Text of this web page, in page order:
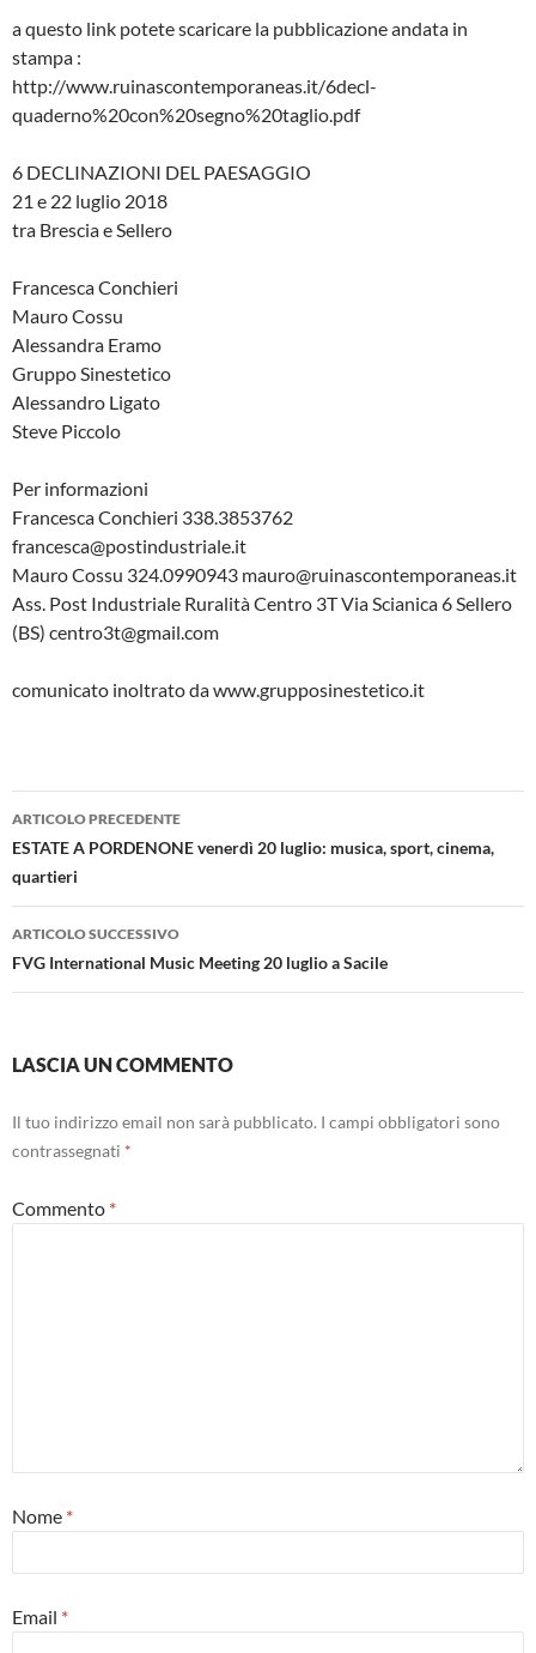
a questo link potete scaricare la pubblicazione andata in
stampa :
http://www.ruinascontemporaneas.it/6decl-
quaderno%20con%20segno%20taglio.pdf
6 DECLINAZIONI DEL PAESAGGIO
21 e 22 luglio 2018
tra Brescia e Sellero
Francesca Conchieri
Mauro Cossu
Alessandra Eramo
Gruppo Sinestetico
Alessandro Ligato
Steve Piccolo
Per informazioni
Francesca Conchieri 338.3853762
francesca@postindustriale.it
Mauro Cossu 324.0990943 mauro@ruinascontemporaneas.it
Ass. Post Industriale Ruralità Centro 3T Via Scianica 6 Sellero
(BS) centro3t@gmail.com
comunicato inoltrato da www.grupposinestetico.it
Navigazione
articolo
ARTICOLO PRECEDENTE
ESTATE A PORDENONE venerdì 20 luglio: musica, sport, cinema,
quartieri
ARTICOLO SUCCESSIVO
FVG International Music Meeting 20 luglio a Sacile
LASCIA UN COMMENTO
Il tuo indirizzo email non sarà pubblicato. I campi obbligatori sono
contrassegnati *
Commento *
Nome *
Email *